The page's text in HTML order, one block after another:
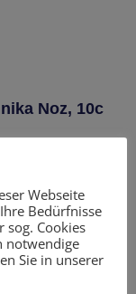
Noz, 10c
(10)
z.B. für
Webseite
Bedürfnisse
sog. Cookies
notwendige
Sie in unserer